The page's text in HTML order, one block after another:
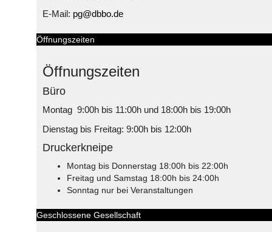
E-Mail: pg@dbbo.de
Öffnungszeiten
Öffnungszeiten
Büro
Montag 9:00h bis 11:00h und 18:00h bis 19:00h
Dienstag bis Freitag: 9:00h bis 12:00h
Druckerkneipe
Montag bis Donnerstag 18:00h bis 22:00h
Freitag und Samstag 18:00h bis 24:00h
Sonntag nur bei Veranstaltungen
Geschlossene Gesellschaft